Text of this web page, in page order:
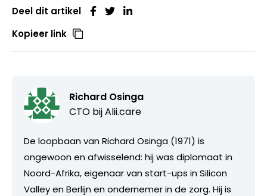
Deel dit artikel
Kopieer link
Richard Osinga
CTO bijAlii.care
De loopbaan van Richard Osinga (1971) is
ongewoon en afwisselend: hij was diplomaat in
Noord-Afrika, eigenaar van start-ups in Silicon
Valley en Berlijn en ondernemer in de zorg. Hij is